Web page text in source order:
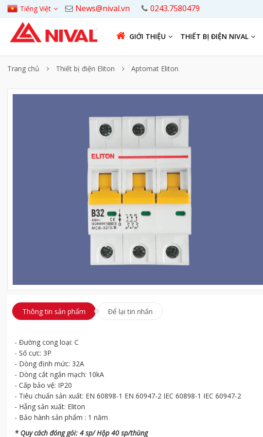
Tiếng Việt News@nival.vn 0243.7580479
GIỚI THIỆU THIẾT BỊ ĐIỆN NIVAL
Trang chủ Thiết bị điện Eliton Aptomat Eliton
Thông tin sản phẩm Để lại tin nhắn
- Đường cong loại: C
- Số cực: 3P
- Dòng định mức: 32A
- Dòng cắt ngắn mạch: 10kA
- Cấp bảo vệ: IP20
- Tiêu chuẩn sản xuất: EN 60898-1 EN 60947-2 IEC 60898-1 IEC 60947-2
- Hẵng sản xuất: Eliton
- Bảo hành sản phẩm : 1 năm
* Quy cách đóng gói: 4 sp/ Hộp 40 sp/thùng